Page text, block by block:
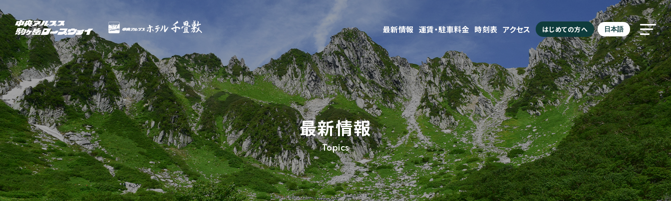
最新情報 運賃・駐車料金 時刻表 アクセス はじめての方へ 日本語
最新情報
Topics